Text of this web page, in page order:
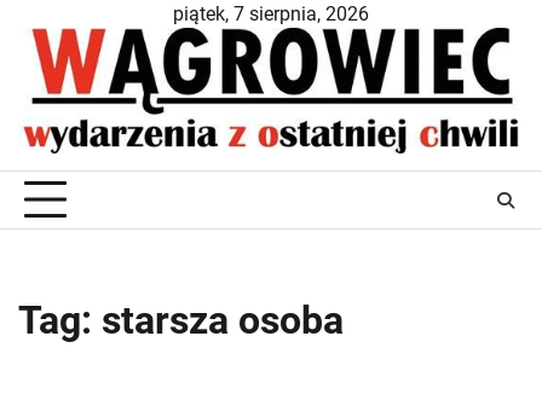
content
piątek, 7 sierpnia, 2026
Tag: starsza osoba